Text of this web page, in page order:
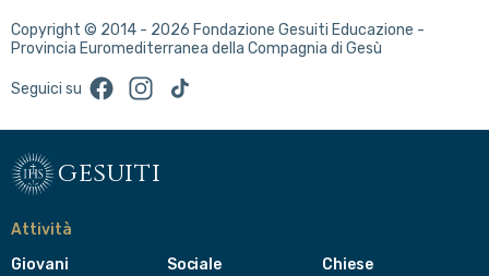
Copyright © 2014 - 2026 Fondazione Gesuiti Educazione -
Provincia Euromediterranea della Compagnia di Gesù
Seguici su FacebookInstagram
TikTok
gesuiti
Attività
Giovani
Sociale Chiese